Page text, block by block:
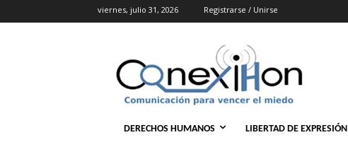
viernes, julio 31, 2026 Registrarse / Unirse
DERECHOS HUMANOS LIBERTAD DE EXPRESIÓN